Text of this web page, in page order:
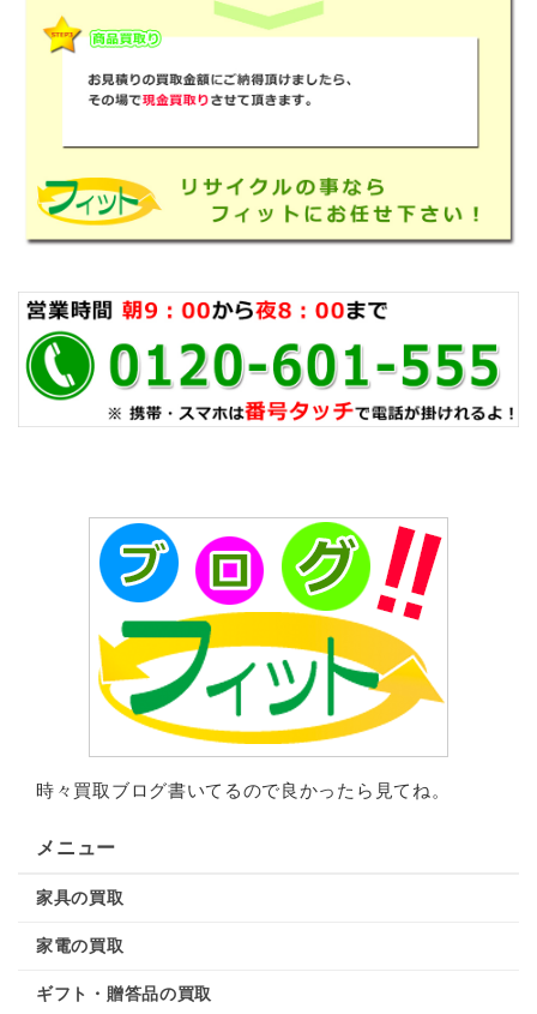
時々買取ブログ書いてるので良かったら見てね。
メニュー
家具の買取
家電の買取
ギフト・贈答品の買取